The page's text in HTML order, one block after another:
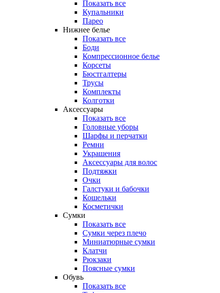
Показать все
Купальники
Парео
Нижнее белье
Показать все
Боди
Компрессионное белье
Корсеты
Бюстгалтеры
Трусы
Комплекты
Колготки
Аксессуары
Показать все
Головные уборы
Шарфы и перчатки
Ремни
Украшения
Аксессуары для волос
Подтяжки
Очки
Галстуки и бабочки
Кошельки
Косметички
Сумки
Показать все
Сумки через плечо
Миниатюрные cумки
Клатчи
Рюкзаки
Поясные сумки
Обувь
Показать все